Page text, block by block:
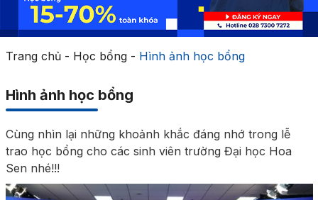
Trang chủ- Học bổng- Hình ảnh học bổng
Hình ảnh học bổng
Cùng nhìn lại những khoảnh khắc đáng nhớ trong lễ
trao học bổng cho các sinh viên trường Đại học Hoa
Sen nhé!!!